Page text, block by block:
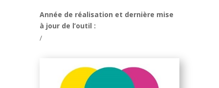
Année de réalisation et dernière mise
à jour de l’outil :
/